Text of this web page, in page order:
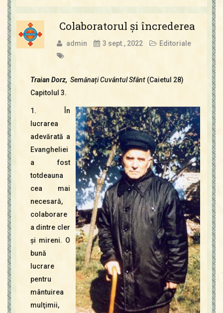
Colaboratorul şi încrederea
admin 3 sept., 2022 Editoriale
Traian Dorz, SemănațiCuvântul Sfânt (Caietul 28)
Capitolul 3.
1. În
lucrarea
adevărată a
Evangheliei
a fost
totdeauna
cea mai
necesară,
colaborare
a dintre cler
şi mireni. O
bună
lucrare
pentru
mântuirea
mulţimii,